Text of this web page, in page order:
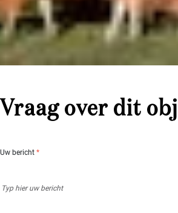
Vraag over dit
Uw bericht *